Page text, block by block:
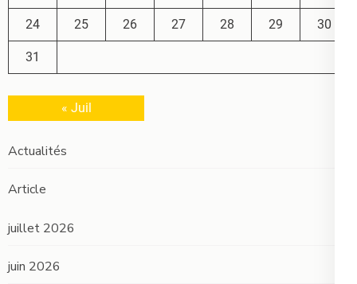
24 25 26 27 28 29 30
31
« Juil
Actualités
Article
juillet 2026
juin 2026